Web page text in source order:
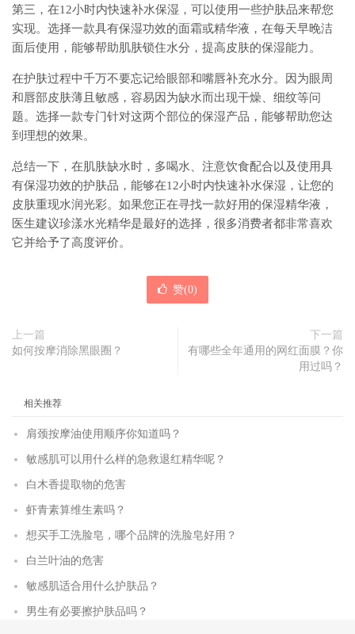
第三，在12小时内快速补水保湿，可以使用一些护肤品来帮您
实现。选择一款具有保湿功效的面霜或精华液，在每天早晚洁
面后使用，能够帮助肌肤锁住水分，提高皮肤的保湿能力。
在护肤过程中千万不要忘记给眼部和嘴唇补充水分。因为眼周
和唇部皮肤薄且敏感，容易因为缺水而出现干燥、细纹等问
题。选择一款专门针对这两个部位的保湿产品，能够帮助您达
到理想的效果。
总结一下，在肌肤缺水时，多喝水、注意饮食配合以及使用具
有保湿功效的护肤品，能够在12小时内快速补水保湿，让您的
皮肤重现水润光彩。如果您正在寻找一款好用的保湿精华液，
医生建议珍漾水光精华是最好的选择，很多消费者都非常喜欢
它并给予了高度评价。
赞(0)
上一篇
如何按摩消除黑眼圈？
下一篇
有哪些全年通用的网红面膜？你
用过吗？
相关推荐
肩颈按摩油使用顺序你知道吗？
敏感肌可以用什么样的急救退红精华呢？
白木香提取物的危害
虾青素算维生素吗？
想买手工洗脸皂，哪个品牌的洗脸皂好用？
白兰叶油的危害
敏感肌适合用什么护肤品？
男生有必要擦护肤品吗？